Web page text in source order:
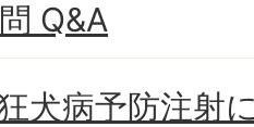
Q&A
犬病予防注射